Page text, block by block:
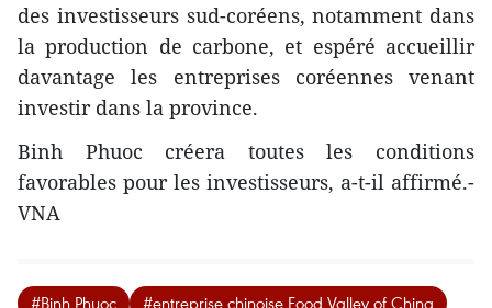
des investisseurs sud-coréens, notamment dans
la production de carbone, et espéré accueillir
davantage les entreprises coréennes venant
investir dans la province.
Binh Phuoc créera toutes les conditions
favorables pour les investisseurs, a-t-il affirmé.-
VNA
#Binh Phuoc #entreprise chinoise Food Valley of China